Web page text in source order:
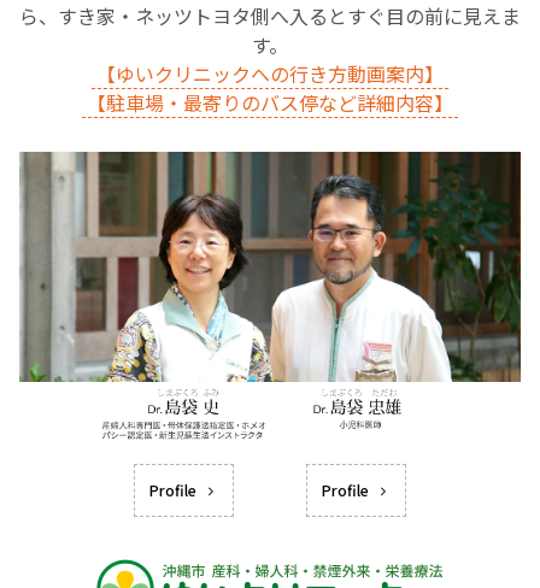
ら、すき家・ネッツトヨタ側へ入るとすぐ目の前に見えま
す。
【ゆいクリニックへの行き方動画案内】
【駐車場・最寄りのバス停など詳細内容】
Profile Profile